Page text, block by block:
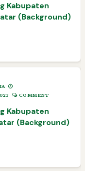
Kabupaten
(Background)
COMMENT
Kabupaten
(Background)